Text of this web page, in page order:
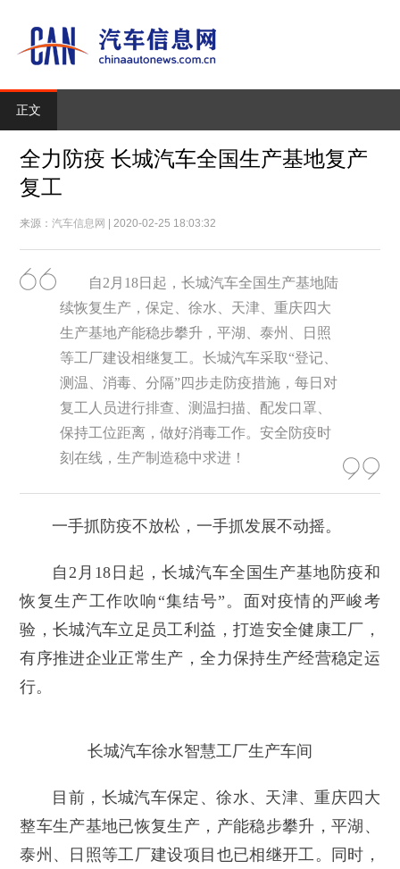
正文
全力防疫 长城汽车全国生产基地复产
复工
来源：汽车信息网 | 2020-02-25 18:03:32
自2月18日起，长城汽车全国生产基地陆
续恢复生产，保定、徐水、天津、重庆四大
生产基地产能稳步攀升，平湖、泰州、日照
等工厂建设相继复工。长城汽车采取“登记、
测温、消毒、分隔”四步走防疫措施，每日对
复工人员进行排查、测温扫描、配发口罩、
保持工位距离，做好消毒工作。安全防疫时
刻在线，生产制造稳中求进！
一手抓防疫不放松，一手抓发展不动摇。
自2月18日起，长城汽车全国生产基地防疫和
恢复生产工作吹响“集结号”。面对疫情的严峻考
验，长城汽车立足员工利益，打造安全健康工厂，
有序推进企业正常生产，全力保持生产经营稳定运
行。
长城汽车徐水智慧工厂生产车间
目前，长城汽车保定、徐水、天津、重庆四大
整车生产基地已恢复生产，产能稳步攀升，平湖、
泰州、日照等工厂建设项目也已相继开工。同时，